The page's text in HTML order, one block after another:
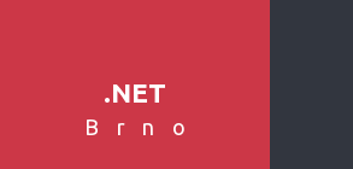
.NET
Brno